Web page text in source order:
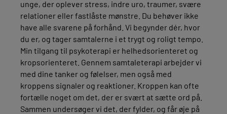
unge, der oplever stress, indre uro, traumer, svære
relationer eller fastlåste mønstre. Du behøver ikke
have alle svarene på forhånd. Vi begynder dér, hvor
du er, og tager samtalerne i et trygt og roligt tempo.
Min tilgang til psykoterapi er helhedsorienteret og
kropsorienteret. Gennem samtaleterapi arbejder vi
med dine tanker og følelser, men også med
kroppens signaler og reaktioner. Kroppen kan ofte
fortælle noget om det, der er svært at sætte ord på.
Sammen undersøger vi det, der fylder, og får øje på